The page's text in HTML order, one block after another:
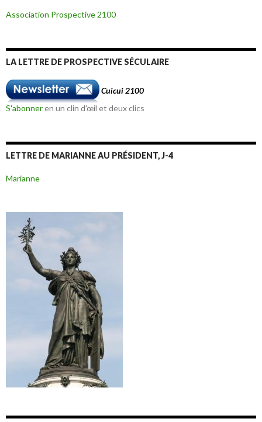
Association Prospective 2100
LA LETTRE DE PROSPECTIVE SÉCULAIRE
Cuicui 2100
S'abonneren un clin d'œil et deux clics
LETTRE DE MARIANNE AU PRÉSIDENT, J-4
Marianne